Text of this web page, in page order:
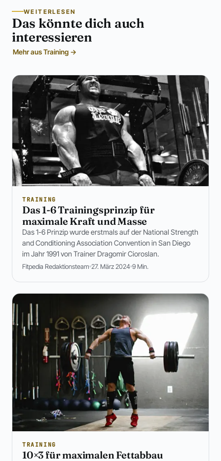
WEITERLESEN
Das könnte dich auch
interessieren
Mehr aus Training →
TRAINING
Das 1-6 Trainingsprinzip für
maximale Kraft und Masse
Das 1-6 Prinzip wurde erstmals auf der National Strength
and Conditioning Association Convention in San Diego
im Jahr 1991 von Trainer Dragomir Cioroslan.
Fitpedia Redaktionsteam 27. März 2024 9 Min.
TRAINING
10×3 für maximalen Fettabbau